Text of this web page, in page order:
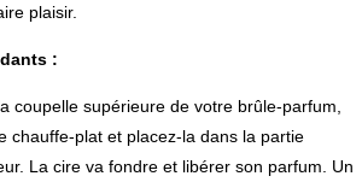
plaisir.
:
coupelle supérieure de votre brûle-parfum,
chauffe-plat et placez-la dans la partie
La cire va fondre et libérer son parfum. Un